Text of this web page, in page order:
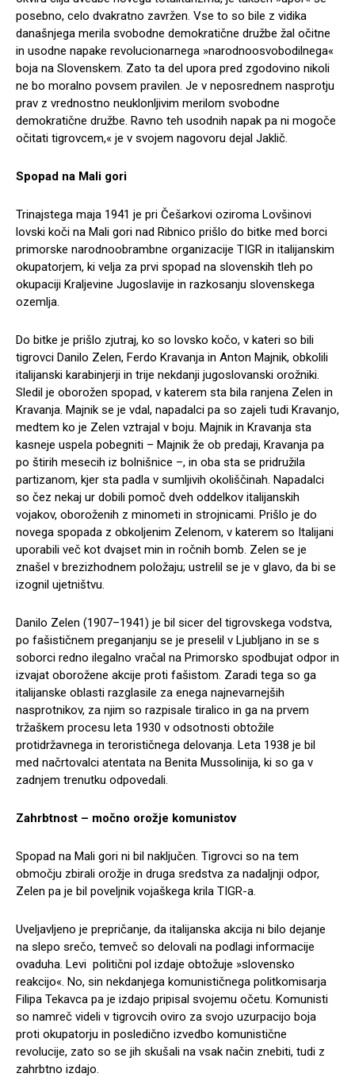
posebno, celo dvakratno zavržen. Vse to so bile z vidika
današnjega merila svobodne demokratične družbe žal očitne
in usodne napake revolucionarnega »narodnoosvobodilnega«
boja na Slovenskem. Zato ta del upora pred zgodovino nikoli
ne bo moralno povsem pravilen. Je v neposrednem nasprotju
prav z vrednostno neuklonljivim merilom svobodne
demokratične družbe. Ravno teh usodnih napak pa ni mogoče
očitati tigrovcem,« je v svojem nagovoru dejal Jaklič.
Spopad na Mali gori
Trinajstega maja 1941 je pri Češarkovi oziroma Lovšinovi
lovski koči na Mali gori nad Ribnico prišlo do bitke med borci
primorske narodnoobrambne organizacije TIGR in italijanskim
okupatorjem, ki velja za prvi spopad na slovenskih tleh po
okupaciji Kraljevine Jugoslavije in razkosanju slovenskega
ozemlja.
Do bitke je prišlo zjutraj, ko so lovsko kočo, v kateri so bili
tigrovci Danilo Zelen, Ferdo Kravanja in Anton Majnik, obkolili
italijanski karabinjerji in trije nekdanji jugoslovanski orožniki.
Sledil je oborožen spopad, v katerem sta bila ranjena Zelen in
Kravanja. Majnik se je vdal, napadalci pa so zajeli tudi Kravanjo,
medtem ko je Zelen vztrajal v boju. Majnik in Kravanja sta
kasneje uspela pobegniti – Majnik že ob predaji, Kravanja pa
po štirih mesecih iz bolnišnice –, in oba sta se pridružila
partizanom, kjer sta padla v sumljivih okoliščinah. Napadalci
so čez nekaj ur dobili pomoč dveh oddelkov italijanskih
vojakov, oboroženih z minometi in strojnicami. Prišlo je do
novega spopada z obkoljenim Zelenom, v katerem so Italijani
uporabili več kot dvajset min in ročnih bomb. Zelen se je
znašel v brezizhodnem položaju; ustrelil se je v glavo, da bi se
izognil ujetništvu.
Danilo Zelen (1907–1941) je bil sicer del tigrovskega vodstva,
po fašističnem preganjanju se je preselil v Ljubljano in se s
soborci redno ilegalno vračal na Primorsko spodbujat odpor in
izvajat oborožene akcije proti fašistom. Zaradi tega so ga
italijanske oblasti razglasile za enega najnevarnejših
nasprotnikov, za njim so razpisale tiralico in ga na prvem
tržaškem procesu leta 1930 v odsotnosti obtožile
protidržavnega in terorističnega delovanja. Leta 1938 je bil
med načrtovalci atentata na Benita Mussolinija, ki so ga v
zadnjem trenutku odpovedali.
Zahrbtnost – močno orožje komunistov
Spopad na Mali gori ni bil naključen. Tigrovci so na tem
območju zbirali orožje in druga sredstva za nadaljnji odpor,
Zelen pa je bil poveljnik vojaškega krila TIGR-a.
Uveljavljeno je prepričanje, da italijanska akcija ni bilo dejanje
na slepo srečo, temveč so delovali na podlagi informacije
ovaduha. Levi politični pol izdaje obtožuje »slovensko
reakcijo«. No, sin nekdanjega komunističnega politkomisarja
Filipa Tekavca pa je izdajo pripisal svojemu očetu. Komunisti
so namreč videli v tigrovcih oviro za svojo uzurpacijo boja
proti okupatorju in posledično izvedbo komunistične
revolucije, zato so se jih skušali na vsak način znebiti, tudi z
zahrbtno izdajo.